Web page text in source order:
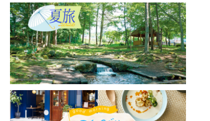
名所・旧跡 温泉・スパ その他施設 ごはん